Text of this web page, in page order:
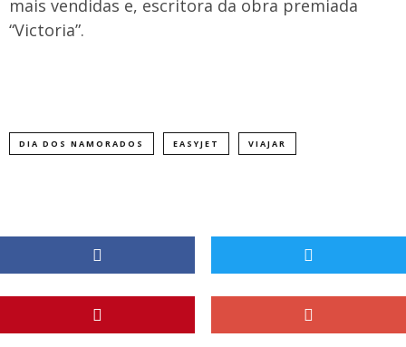
mais vendidas e, escritora da obra premiada
“Victoria”.
DIA DOS NAMORADOS EASYJET VIAJAR